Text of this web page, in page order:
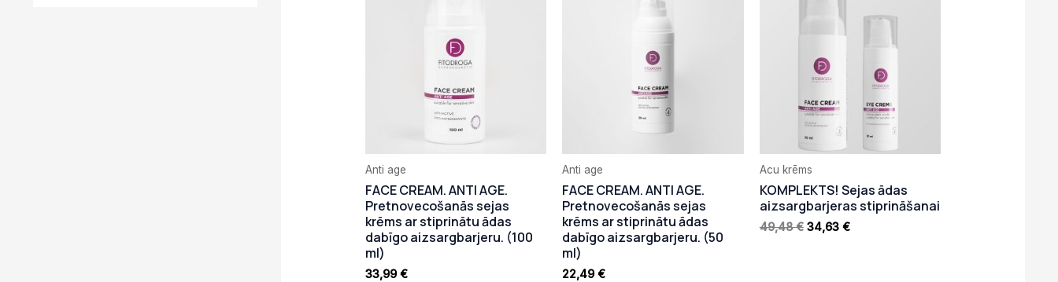
Anti age
FACE CREAM. ANTI AGE.
Pretnovecošanās sejas
krēms ar stiprinātu ādas
dabīgo aizsargbarjeru. (100
ml)
33,99€
Anti age
FACE CREAM. ANTI AGE.
Pretnovecošanās sejas
krēms ar stiprinātu ādas
dabīgo aizsargbarjeru. (50
ml)
22,49€
Acu krēms
KOMPLEKTS! Sejas ādas
aizsargbarjeras stiprināšanai
49,48€
49,48 €.
34,63 €
34,63 €.